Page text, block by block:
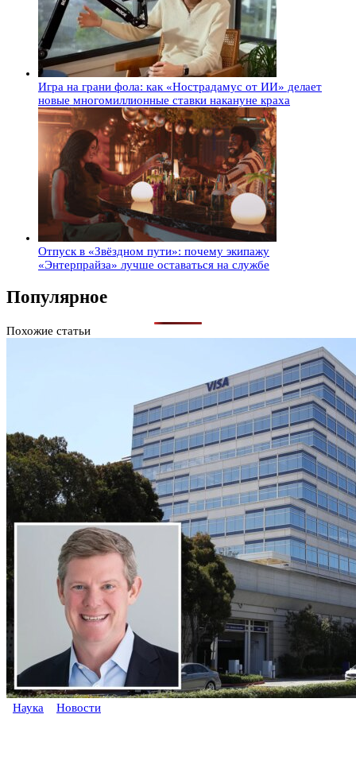
Игра на грани фола: как «Нострадамус от ИИ» делает
новые многомиллионные ставки накануне краха
Отпуск в «Звёздном пути»: почему экипажу
«Энтерпрайза» лучше оставаться на службе
Популярное
Похожие статьи
Наука Новости